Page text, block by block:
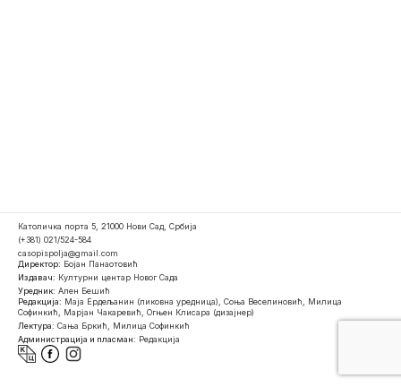
Католичка порта 5, 21000 Нови Сад, Србија
(+381) 021/524-584
casopispolja@gmail.com
Директор: Бојан Панаотовић
Издавач: Културни центар Новог Сада
Уредник: Ален Бешић
Редакција: Маја Ердељанин (ликовна уредница), Соња Веселиновић, Милица
Софинкић, Марјан Чакаревић, Огњен Клисара (дизајнер)
Лектура: Сања Бркић, Милица Софинкић
Администрација и пласман: Редакција